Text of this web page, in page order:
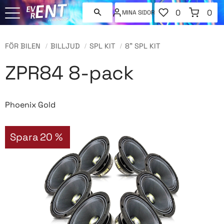
MINA SIDOR
FAVORITER
ANTAL
0
KUNDVAGN
0
FÖR BILEN BILLJUD SPL KIT 8" SPL KIT
ZPR84 8-pack
Phoenix Gold
Spara20 %